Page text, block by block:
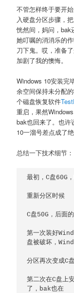
不管怎样终于要开
入硬盘分区步骤，
恍然间，妈问，bak
她叮嘱的消消乐的
刀下鬼。哎，准备
加剧了我的懊悔。
Windows 10安装完
余空间保持未分配
个磁盘恢复软件
重启，果然
bak也回来了。也许
10一溜号差点成了绝
总结一下技术细节：
最初，C盘60G
重新分区时候
C盘50G，后面
第一次装好
盘被破坏，
分区再次变成C
第二次在C盘上
了，bak也在